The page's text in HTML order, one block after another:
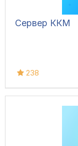
Сервер ККМ
238